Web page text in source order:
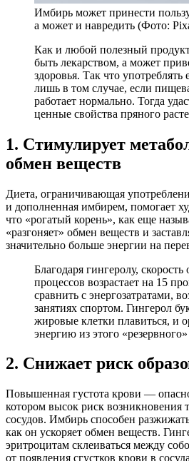
Имбирь может принести
а может и навредить (Фото:
Как и любой полезный
быть лекарством, а может
здоровья. Так что
лишь в том случае, если
работает нормально. Тогда
ценные свойства пряного
1. Стимулирует
обмен веществ
Диета, ограничивающая
и дополненная имбирем, помогает
что «рогатый корень», как еще
«разгоняет» обмен веществ и
значительно больше энергии на
Благодаря гингеролу,
процессов возрастает на 15
сравнить с энергозатратами,
занятиях спортом. Гингерол
жировые клетки плавиться, и
энергию из этого
2. Снижает риск
Повышенная густота крови —
котором высок риск возникновения
сосудов. Имбирь способен
как он ускоряет обмен веществ.
эритроцитам склеиваться между
от появления сгустков крови в